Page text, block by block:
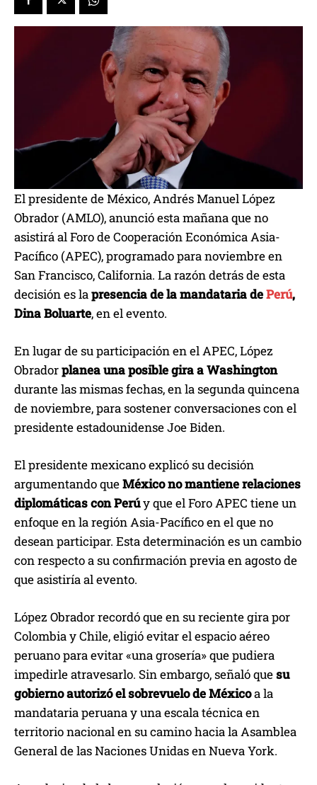
El presidente de México, Andrés Manuel López
Obrador (AMLO), anunció esta mañana que no
asistirá al Foro de Cooperación Económica Asia-
Pacífico (APEC), programado para noviembre en
San Francisco, California. La razón detrás de esta
decisión es la presencia de la mandataria dePerú,
Dina Boluarte, en el evento.
En lugar de su participación en el APEC, López
Obradorplanea una posible gira a Washington
durante las mismas fechas, en la segunda quincena
de noviembre, para sostener conversaciones con el
presidente estadounidense Joe Biden.
El presidente mexicano explicó su decisión
argumentando queMéxico no mantiene relaciones
diplomáticas con Perúy que el Foro APEC tiene un
enfoque en la región Asia-Pacífico en el que no
desean participar. Esta determinación es un cambio
con respecto a su confirmación previa en agosto de
que asistiría al evento.
López Obrador recordó que en su reciente gira por
Colombia y Chile, eligió evitar el espacio aéreo
peruano para evitar «una grosería» que pudiera
impedirle atravesarlo. Sin embargo, señaló quesu
gobierno autorizó el sobrevuelo de Méxicoa la
mandataria peruana y una escala técnica en
territorio nacional en su camino hacia la Asamblea
General de las Naciones Unidas en Nueva York.